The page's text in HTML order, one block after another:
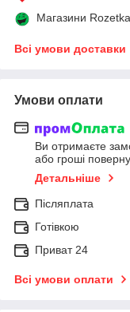
Магазини Rozetka
Всі умови доставки
Умови оплати
Ви отримаєте
або гроші
Детальніше
Післяплата
Готівкою
Приват 24
Всі умови оплати